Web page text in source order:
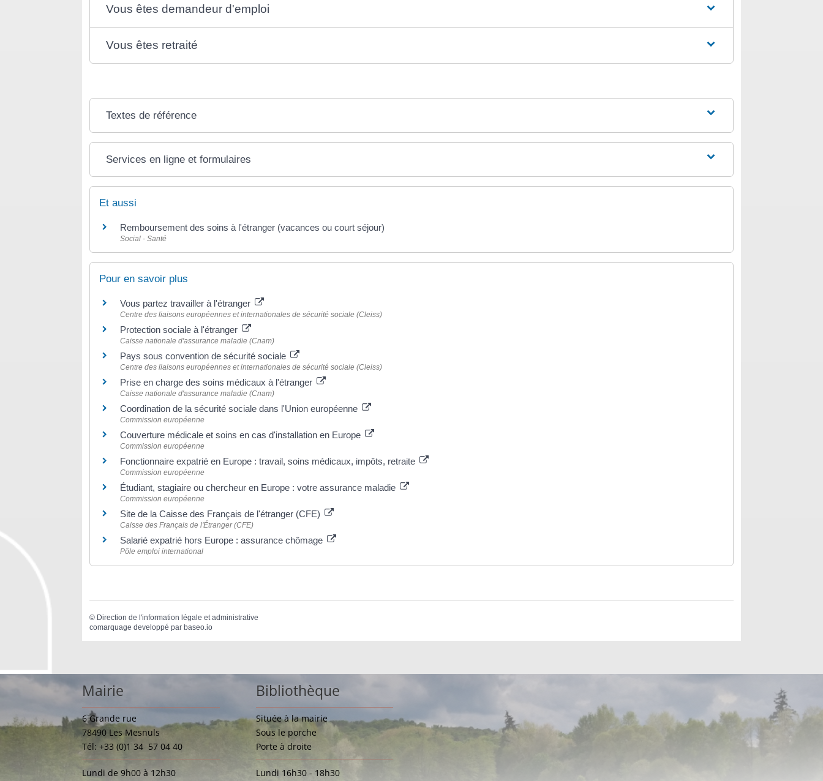
Vous êtes demandeur d'emploi
Vous êtes retraité
Textes de référence
Services en ligne et formulaires
Et aussi
Remboursement des soins à l'étranger (vacances ou court séjour)
Social - Santé
Pour en savoir plus
Vous partez travailler à l'étranger
Centre des liaisons européennes et internationales de sécurité sociale (Cleiss)
Protection sociale à l'étranger
Caisse nationale d'assurance maladie (Cnam)
Pays sous convention de sécurité sociale
Centre des liaisons européennes et internationales de sécurité sociale (Cleiss)
Prise en charge des soins médicaux à l'étranger
Caisse nationale d'assurance maladie (Cnam)
Coordination de la sécurité sociale dans l'Union européenne
Commission européenne
Couverture médicale et soins en cas d'installation en Europe
Commission européenne
Fonctionnaire expatrié en Europe : travail, soins médicaux, impôts, retraite
Commission européenne
Étudiant, stagiaire ou chercheur en Europe : votre assurance maladie
Commission européenne
Site de la Caisse des Français de l'étranger (CFE)
Caisse des Français de l'Étranger (CFE)
Salarié expatrié hors Europe : assurance chômage
Pôle emploi international
© Direction de l'information légale et administrative
comarquage developpé parbaseo.io
Mairie
6 Grande rue
78490 Les Mesnuls
Tél: +33 (0)1 34 57 04 40
Lundi de 9h00 à 12h30
Bibliothèque
Située à la mairie
Sous le porche
Porte à droite
Lundi 16h30 - 18h30